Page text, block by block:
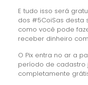
E tudo isso será
dos #5CoiSas desta
como você pode
receber dinheiro
O Pix entra no ar a
período de
completamente